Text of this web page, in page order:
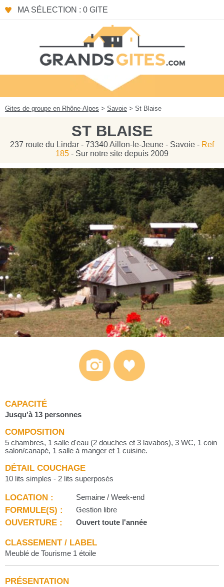
MA SÉLECTION : 0 GITE
Gites de groupe en Rhône-Alpes > Savoie > St Blaise
ST BLAISE
237 route du Lindar - 73340 Aillon-le-Jeune - Savoie - Ref
185 - Sur notre site depuis 2009
CAPACITÉ
Jusqu'à 13 personnes
COMPOSITION
5 chambres, 1 salle d'eau (2 douches et 3 lavabos), 3 WC, 1 coin
salon/canapé, 1 salle à manger et 1 cuisine.
DÉTAIL COUCHAGE
10 lits simples - 2 lits superposés
LOCATION : Semaine / Week-end
FORMULE(S) : Gestion libre
OUVERTURE : Ouvert toute l'année
CLASSEMENT / LABEL
Meublé de Tourisme 1 étoile
PRÉSENTATION
Panneau de gestion des cookies